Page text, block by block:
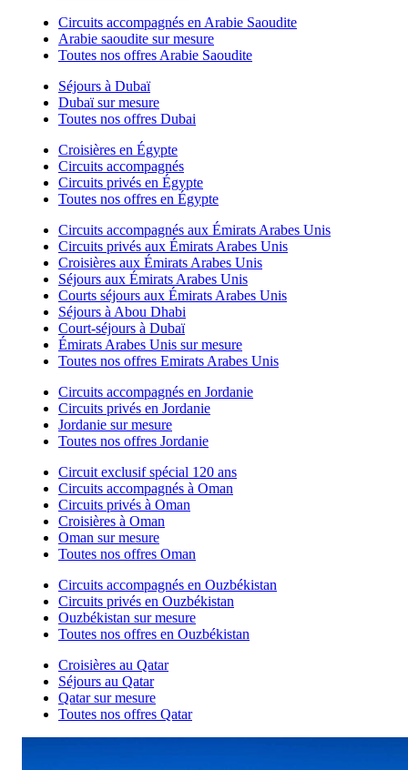
Circuits accompagnés en Arabie Saoudite
Arabie saoudite sur mesure
Toutes nos offres Arabie Saoudite
Séjours à Dubaï
Dubaï sur mesure
Toutes nos offres Dubai
Croisières en Égypte
Circuits accompagnés
Circuits privés en Égypte
Toutes nos offres en Égypte
Circuits accompagnés aux Émirats Arabes Unis
Circuits privés aux Émirats Arabes Unis
Croisières aux Émirats Arabes Unis
Séjours aux Émirats Arabes Unis
Courts séjours aux Émirats Arabes Unis
Séjours à Abou Dhabi
Court-séjours à Dubaï
Émirats Arabes Unis sur mesure
Toutes nos offres Emirats Arabes Unis
Circuits accompagnés en Jordanie
Circuits privés en Jordanie
Jordanie sur mesure
Toutes nos offres Jordanie
Circuit exclusif spécial 120 ans
Circuits accompagnés à Oman
Circuits privés à Oman
Croisières à Oman
Oman sur mesure
Toutes nos offres Oman
Circuits accompagnés en Ouzbékistan
Circuits privés en Ouzbékistan
Ouzbékistan sur mesure
Toutes nos offres en Ouzbékistan
Croisières au Qatar
Séjours au Qatar
Qatar sur mesure
Toutes nos offres Qatar